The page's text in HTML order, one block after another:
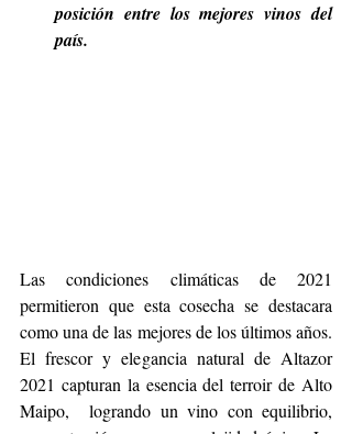
posición entre los mejores vinos del
país.
Las condiciones climáticas de 2021
permitieron que esta cosecha se destacara
como una de las mejores de los últimos años.
El frescor y elegancia natural de Altazor
2021 capturan la esencia del terroir de Alto
Maipo,  logrando un vino con equilibrio,